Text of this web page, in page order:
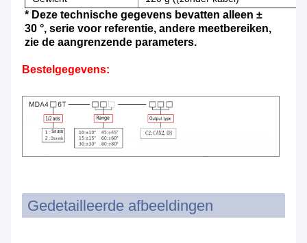
* Deze technische gegevens bevatten alleen ±
30 °, serie voor referentie, andere meetbereiken,
zie de aangrenzende parameters.
Bestelgegevens:
Gedetailleerde afbeeldingen